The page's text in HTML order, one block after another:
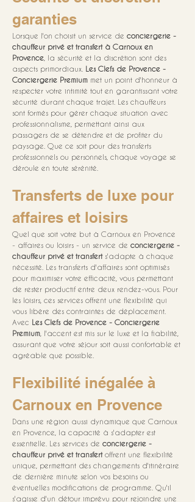
garanties
Lorsque l'on choisit un service de conciergerie -
chauffeur privé et transfert à Carnoux en
Provence , la sécurité et la discrétion sont des
aspects primordiaux. Les Clefs de Provence -
Conciergerie Premium met un point d'honneur à
respecter votre intimité tout en garantissant votre
sécurité durant chaque trajet. Les chauffeurs
sont formés pour gérer chaque situation avec
professionnalisme, permettant ainsi aux
passagers de se détendre et de profiter du
paysage. Que ce soit pour des transferts
professionnels ou personnels, chaque voyage se
déroule en toute sérénité.
Transferts de luxe pour
affaires et loisirs
Quel que soit votre but à Carnoux en Provence
- affaires ou loisirs - un service de conciergerie -
chauffeur privé et transfert s'adapte à chaque
nécessité. Les transferts d'affaires sont optimisés
pour maximiser votre efficacité, vous permettant
de rester productif entre deux rendez-vous. Pour
les loisirs, ces services offrent une flexibilité qui
vous libère des contraintes de déplacement.
Avec Les Clefs de Provence - Conciergerie
Premium , l'accent est mis sur le luxe et la fiabilité,
assurant que votre séjour soit aussi confortable et
agréable que possible.
Flexibilité inégalée à
Carnoux en Provence
Dans une région aussi dynamique que Carnoux
en Provence, la capacité à s'adapter est
essentielle. Les services de conciergerie -
chauffeur privé et transfert offrent une flexibilité
unique, permettant des changements d'itinéraire
de dernière minute selon vos besoins ou
éventuelles modifications de programme. Qu'il
s'agisse d'un détour imprévu pour rejoindre une